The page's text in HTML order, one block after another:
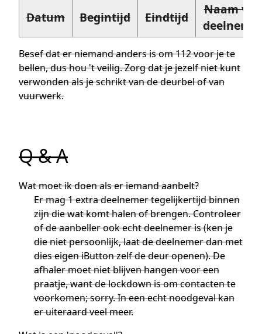
Datum Begintijd Eindtijd
Naam van
Besef dat er niemand anders is om 112 voor je te
bellen, dus hou 't veilig. Zorg dat je jezelf niet kunt
verwonden als je schrikt van de deurbel of van
vuurwerk.
Q & A
Wat moet ik doen als er iemand aanbelt?
Er mag 1 extra deelnemer tegelijkertijd binnen
zijn die wat komt halen of brengen. Controleer
of de aanbeller ook echt deelnemer is (ken je
die niet persoonlijk, laat de deelnemer dan met
dies eigen iButton zelf de deur openen). De
afhaler moet niet blijven hangen voor een
praatje, want de lockdown is om contacten te
voorkomen; sorry. In een echt noodgeval kan
er uiteraard veel meer.